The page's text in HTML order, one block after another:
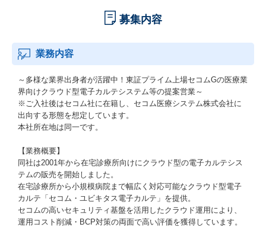
募集内容
業務内容
～多様な業界出身者が活躍中！東証プライム上場セコムGの医療業
界向けクラウド型電子カルテシステム等の提案営業～
※ご入社後はセコム社に在籍し、セコム医療システム株式会社に
出向する形態を想定しています。
本社所在地は同一です。
【業務概要】
同社は2001年から在宅診療所向けにクラウド型の電子カルテシス
テムの販売を開始しました。
在宅診療所から小規模病院まで幅広く対応可能なクラウド型電子
カルテ「セコム・ユビキタス電子カルテ」を提供。
セコムの高いセキュリティ基盤を活用したクラウド運用により、
運用コスト削減・BCP対策の両面で高い評価を獲得しています。